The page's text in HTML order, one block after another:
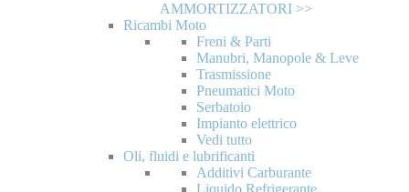
AMMORTIZZATORI >>
Ricambi Moto
Freni & Parti
Manubri, Manopole & Leve
Trasmissione
Pneumatici Moto
Serbatoio
Impianto elettrico
Vedi tutto
Oli, fluidi e lubrificanti
Additivi Carburante
Liquido Refrigerante